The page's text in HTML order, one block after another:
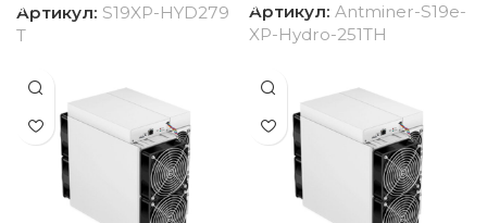
Артикул: S19XP-HYD279
T
Артикул: Antminer-S19e-
XP-Hydro-251TH